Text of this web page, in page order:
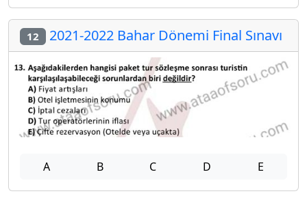
12 2021-2022 Bahar Dönemi Final Sınavı
A B C D E